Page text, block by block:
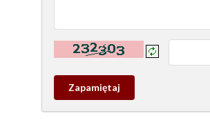
Kontrola - wprowadź tekst z obrazka:
Zapamietaj
wpis